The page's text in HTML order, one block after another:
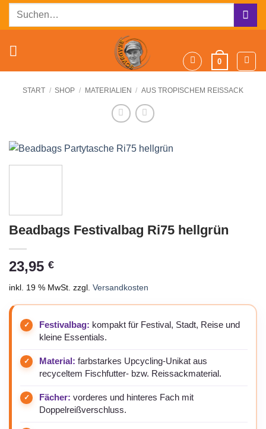
ZumSuchen
0
START / SHOP / MATERIALIEN / AUS TROPISCHEM REISSACK
Beadbags Festivalbag Ri75 hellgrün
23,95 €
inkl. 19 % MwSt. zzgl. Versandkosten
Festivalbag: kompakt für Festival, Stadt, Reise und
kleine Essentials.
Material: farbstarkes Upcycling-Unikat aus
recyceltem Fischfutter- bzw. Reissackmaterial.
Fächer: vorderes und hinteres Fach mit
Doppelreißverschluss.